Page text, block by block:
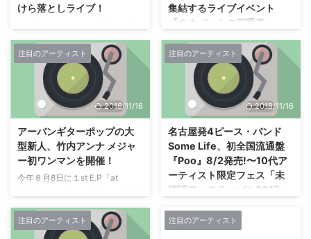
けら落としライブ！
京・渋谷にオープンした新施設
「渋谷ストリームホール」にて、
中川翔子によるこけら落としライ
ブ『中川翔子コンサート2018』
が開催された。 3ピースガールズ
バンドを従えてステージに登場し
た中川は「Wikipediaに書いてあ
ったけど“こけら落とし”を見た人
は寿命が延びるらしい！」などと
投げかけ、 会場にかけつけた合
計1,400名のファンとともに渋谷
げた。 本編中で『calling
location』を歌唱すると、 10月
からTVアニメ「ゾイ ...
集結するライブイベント
『ウクバールの四重奏』
上ユカ、レンダ、
Sonikovevが出演
9/29(土)に渋谷LOFT HEAVENで
『ウクバールの四重奏』が開催。
ニューウェーブ、ゴシック、エレ
クトロ界隈で注目を集める4アー
ティストが終結。渋谷LAST
WALTZ時代にはワンマンライブ
を成功させたゴシックテクノの雄
レンダ、透明感あふれるテクノポ
ップで人気を博す村上ユカ、モジ
ェロを駆使した独自の音世界を構
注目のアーティスト
2018/11/16
アーバンギターポップの大
型新人、竹内アンナ メジャ
ー初ワンマンを開催！
今年８月8日に１st E.P「at
した竹内アンナが、 ９月12日
（水）大阪・心斎橋CLUB
JANUSにて、 デビュー後初とな
注目のアーティスト
2018/11/16
名古屋発4ピース・バンド
Some Life、初全国流通盤
『Poo』8/2発売!〜10代ア
ーティスト限定フェス「未
確認フェスティバル2017」
インディーズおよび新人アーティ
注目のアーティスト 注目のアーティスト